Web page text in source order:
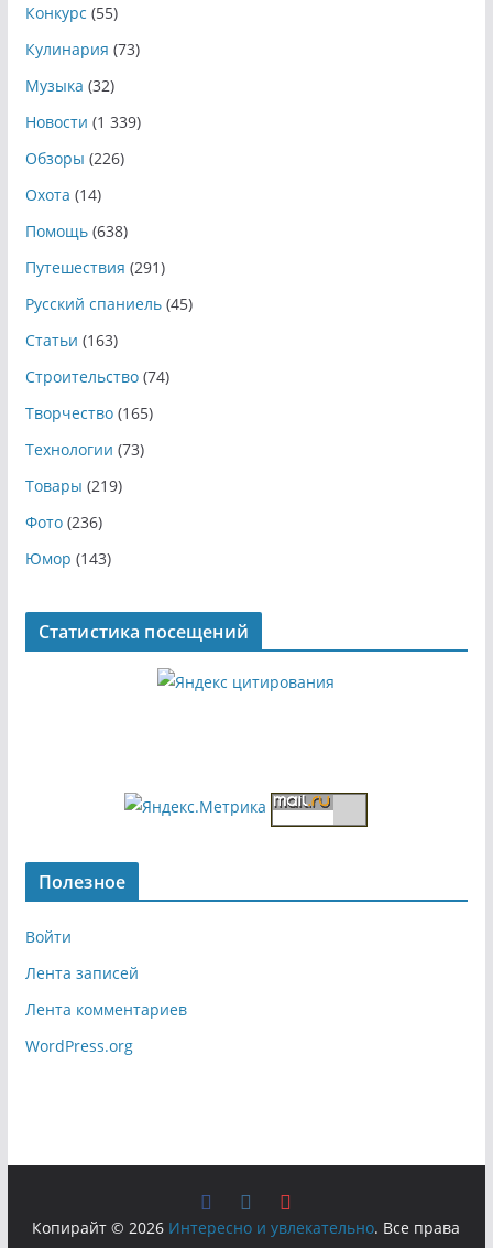
Конкурс (55)
Кулинария (73)
Музыка (32)
Новости (1 339)
Обзоры (226)
Охота (14)
Помощь(638)
Путешествия (291)
Русский спаниель(45)
Статьи (163)
Строительство(74)
Творчество(165)
Технологии (73)
Товары (219)
Фото(236)
Юмор (143)
Статистика посещений
Полезное
Войти
Лента записей
Лента комментариев
WordPress.org
Копирайт © 2026 Интересно и увлекательно. Все права